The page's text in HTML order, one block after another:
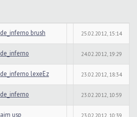
de_inferno brush 25.02.2012, 15:14
de_inferno 24.02.2012, 19:29
de_inferno lexeEz 23.02.2012, 18:34
de_inferno 23.02.2012, 10:59
aim usp 23.02.2012, 10:39